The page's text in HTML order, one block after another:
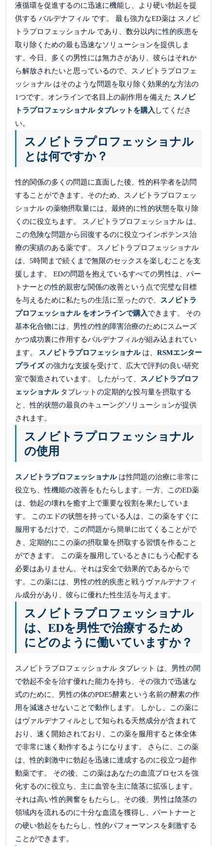
液循環を促進するのに迅速に機能し、より硬い勃起を提
供する バルデナフィル です。 最も強力なED薬は スノビ
トラプロフェッショナル であり、数分以内に性的疾患を
取り除くための最も迅速なソリューションを提供しま
す。今日、多くの男性には無力さがあり、彼らはそれか
ら解放されたいと思っているので、スノビトラプロフェ
ッショナル はそのような問題を取り除く効果的な方法の
1つです。オンラインで名目上の副作用を備えた スノビ
トラプロフェッショナル タブレットを購入 してくださ
い。
スノビトラプロフェッショナル
とは何ですか？
性的関係の多くの問題に直面した後、性的科学者を訪問
することができます。そのため、スノビトラプロフェッ
ショナル の薬物摂取量には、最終的に性的状態を取り除
くのに役立ちます。 スノビトラプロフェッショナル は、
この危険な問題から回復するのに役立つインポテンス治
療の実績のある薬です。 スノビトラプロフェッショナル
は、5時間まで続くまで無限のセックスを楽しむことを支
援します。 EDの問題を抱えているすべての男性は、パー
トナーとの性的親密な関係の改善という点で完璧な目標
を与えるために私たちの生活に至ったので、
スノビトラ
プロフェッショナル をオンラインで購入できます。 その
基本化合物には、男性の性的障害治療のためにスムーズ
かつ成功裏に作用するバルデナフィルが組み込まれてい
ます。
スノビトラプロフェッショナルは、 RSMエンター
プライズの強力な支援を受けて、広大で評判の良い研究
室で製造されています。 したがって、
スノビトラプロフ
ェッショナルタブレットの定期的な投与量を摂取する
と、性的状態の最良のキューングソリューションが提供
されます。
スノビトラプロフェッショナル
の使用
スノビトラプロフェッショナルは性問題の治療に非常に
役立ち、性機能の改善をもたらします。一方、このED薬
は、勃起の壊れを癒す上で重要な役割を果たしていま
す。 このエドの状態を持っている人は、この薬をすぐに
服用するだけで、この問題から簡単に出てくることがで
き、定期的にこの薬の摂取量を摂取する習慣を作ること
ができます。 この薬を服用しているときにもう心配する
必要はありません。それは安全で効果的であるからで
す。この薬には、男性の性的疾患と戦うヴァルデナフィ
ル成分があり、彼らに優れた性生活を与えます。
スノビトラプロフェッショナル
は、EDを男性で治療するため
にどのように働いていますか？
スノビトラプロフェッショナル タブレット は、男性の間
で勃起不全を治す優れた能力を持ち、その強力で迅速な
式のために、男性の体のPDE5酵素という名前の酵素の作
用を減速させないことで動作します。 しかし、この薬に
はヴァルデナフィルとして知られる天然成分が含まれて
おり、速く開始されており、この薬を服用すると体全体
で非常に速く動作するようになります。 さらに、この薬
は、性的刺激中に勃起を迅速に達成するのに役立つ超作
動薬です。 その後、この薬はあなたの血流プロセスを強
化するのに役立ち、主に血管を主に陰茎に拡張します。
それは高い性的興奮をもたらし、その後、男性は陰茎の
領域内を流れるのに十分な血流を獲得し、パートナーと
の硬い勃起をもたらし、性的パフォーマンスを刺激する
ことができます。